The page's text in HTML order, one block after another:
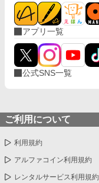
アプリ一覧
公式SNS一覧
ご利用について
利用規約
アルファコイン利用規約
レンタルサービス利用規約